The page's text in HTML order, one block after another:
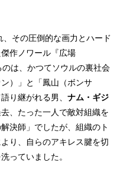
その圧倒的な画力とハード
作ノワール『広場
のは、かつてソウルの裏社会
）」と「鳳山（ボンサ
り継がれる男、 ナム・ギジ
、たった一人で敵対組織を
決師」でしたが、組織のト
り、自らのアキレス腱を切
っていました。